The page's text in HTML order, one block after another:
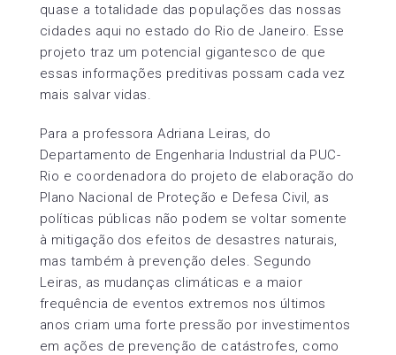
quase a totalidade das populações das nossas
cidades aqui no estado do Rio de Janeiro. Esse
projeto traz um potencial gigantesco de que
essas informações preditivas possam cada vez
mais salvar vidas.
Para a professora Adriana Leiras, do
Departamento de Engenharia Industrial da PUC-
Rio e coordenadora do projeto de elaboração do
Plano Nacional de Proteção e Defesa Civil, as
políticas públicas não podem se voltar somente
à mitigação dos efeitos de desastres naturais,
mas também à prevenção deles. Segundo
Leiras, as mudanças climáticas e a maior
frequência de eventos extremos nos últimos
anos criam uma forte pressão por investimentos
em ações de prevenção de catástrofes, como